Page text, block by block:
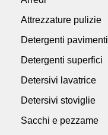
Attrezzature pulizie
Detergenti pavimenti
Detergenti superfici
Detersivi lavatrice
Detersivi stoviglie
Sacchi e pezzame